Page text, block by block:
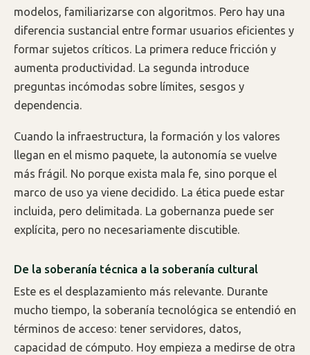
modelos, familiarizarse con algoritmos. Pero hay una
diferencia sustancial entre formar usuarios eficientes y
formar sujetos críticos. La primera reduce fricción y
aumenta productividad. La segunda introduce
preguntas incómodas sobre límites, sesgos y
dependencia.
Cuando la infraestructura, la formación y los valores
llegan en el mismo paquete, la autonomía se vuelve
más frágil. No porque exista mala fe, sino porque el
marco de uso ya viene decidido. La ética puede estar
incluida, pero delimitada. La gobernanza puede ser
explícita, pero no necesariamente discutible.
De la soberanía técnica a la soberanía cultural
Este es el desplazamiento más relevante. Durante
mucho tiempo, la soberanía tecnológica se entendió en
términos de acceso: tener servidores, datos,
capacidad de cómputo. Hoy empieza a medirse de otra